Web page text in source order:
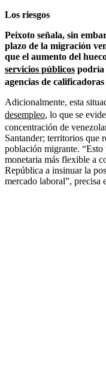
Los riesgos
Peixoto señala, sin
plazo de la migración
que el aumento del
servicios públicos podría
agencias de
Adicionalmente, esta
desempleo, lo que se
concentración de
Santander; territorios que
población migrante.
monetaria más flexible a
República a insinuar la
mercado laboral”, precisa